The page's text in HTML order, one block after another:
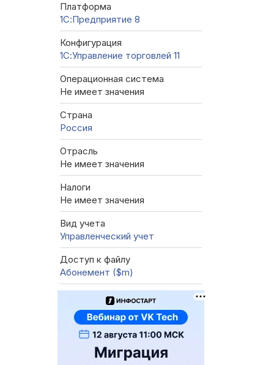
Платформа
1С:Предприятие 8
Конфигурация
1С:Управление торговлей 11
Операционная система
Не имеет значения
Страна
Россия
Отрасль
Не имеет значения
Налоги
Не имеет значения
Вид учета
Управленческий учет
Доступ к файлу
Абонемент ($m)